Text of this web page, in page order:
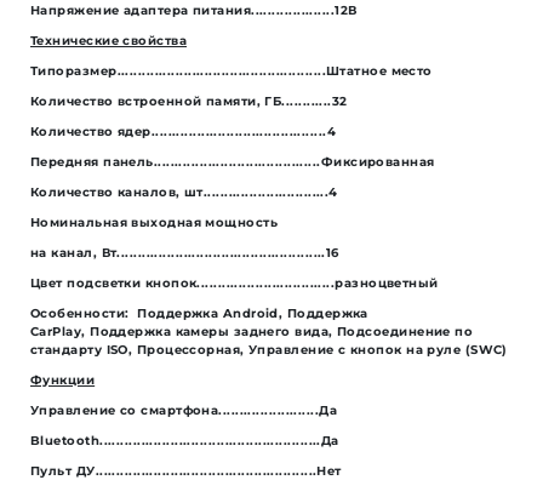
Напряжение адаптера питания....................12В
Технические свойства
Типоразмер..................................................Штатное место
Количество встроенной памяти, ГБ............32
Количество ядер..........................................4
Передняя панель........................................Фиксированная
Количество каналов, шт..............................4
Номинальная выходная мощность
на канал, Вт..................................................16
Цвет подсветки кнопок.................................разноцветный
Особенности: Поддержка Android, Поддержка
CarPlay, Поддержка камеры заднего вида, Подсоединение по
стандарту ISO, Процессорная, Управление с кнопок на руле (SWC)
Функции
Управление со смартфона........................Да
Bluetooth.....................................................Да
Пульт ДУ.....................................................Нет